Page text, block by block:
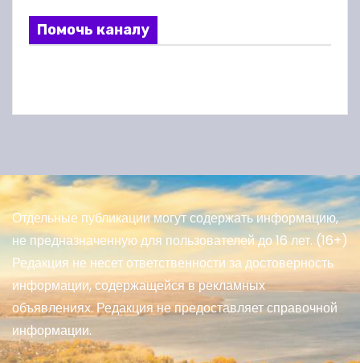
Помочь каналу
Отдельные публикации могут содержать информацию,
не предназначенную для пользователей до 16 лет. (16+)
Редакция не несет ответственности за достоверность
информации, содержащейся в рекламных
объявлениях. Редакция не предоставляет справочной
информации.